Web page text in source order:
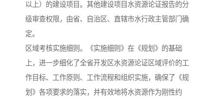
以上）的建设项目。其他建设项目水资源论证报告的分
级审查权限，由省、自治区、直辖市水行政主管部门确
定。
区域考核实施细则。《实施细则》在《规划》的基础
上，进一步细化了全省开发区水资源论证区域评价的工
作目标、工作原则、工作流程和组织实施，确保了《规
划》各项要求的落实，并有效地将水资源作为刚性约